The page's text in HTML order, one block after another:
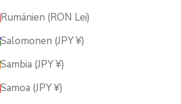
Rumänien (RON Lei)
Salomonen (JPY ¥)
Sambia (JPY ¥)
Samoa (JPY ¥)